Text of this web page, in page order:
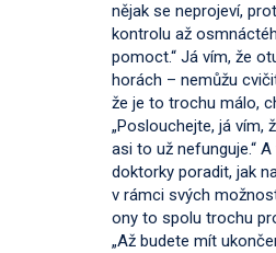
nějak se neprojeví,
kontrolu až
pomoct.“ Já vím, že
horách – nemůžu
že je to trochu málo,
„Poslouchejte, já vím,
asi to už nefunguje.“
doktorky poradit, jak
v rámci svých
ony to spolu trochu
„Až budete mít